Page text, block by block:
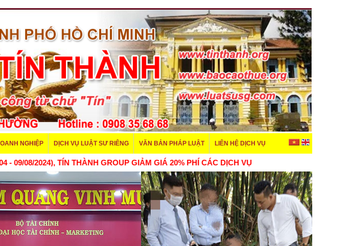
NGHIỆP DỊCH VỤ LUẬT SƯ RIÊNG VĂN BẢN PHÁP LUẬT LIÊN HỆ DỊCH VỤ
08/2004 - 09/08/2024), TÍN THÀNH GROUP GIẢM GIÁ 20% PHÍ CÁC DỊCH VỤ